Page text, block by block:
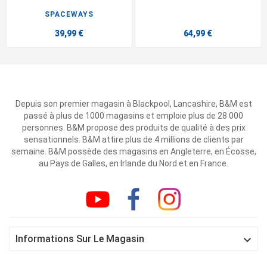
SPACEWAYS
39,99 € 64,99 €
Depuis son premier magasin à Blackpool, Lancashire, B&M est
passé à plus de 1000 magasins et emploie plus de 28 000
personnes. B&M propose des produits de qualité à des prix
sensationnels. B&M attire plus de 4 millions de clients par
semaine. B&M possède des magasins en Angleterre, en Écosse,
au Pays de Galles, en Irlande du Nord et en France.
Informations Sur Le Magasin 